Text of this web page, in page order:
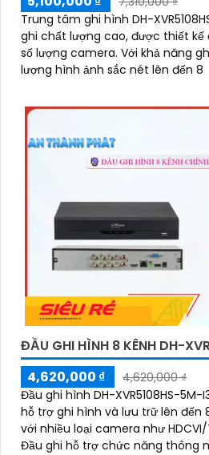
Trung tâm ghi hình DH-
ghi chất lượng cao, được thiết kế
số lượng camera. Với khả năng ghi hình 8 kênh và chất
lượng hình ảnh sắc nét lên đến 8
ĐẦU GHI HÌNH 8 KÊNH DH-
4,620,000 ₫
4,620,000 ₫
Đầu ghi hình DH-XVR5108HS-
hỗ trợ ghi hình và lưu trữ lên đến
với nhiều loại camera như
Đầu ghi hỗ trợ chức năng thông